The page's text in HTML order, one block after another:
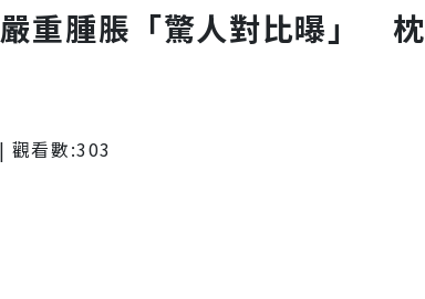
重腫脹「驚人對比曝」 枕
| 觀看數:303